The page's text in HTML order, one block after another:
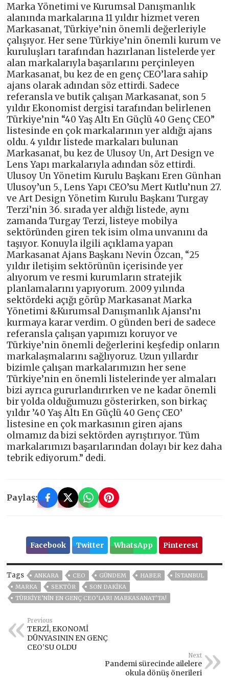
Marka Yönetimi ve Kurumsal Danışmanlık
alanında markalarına 11 yıldır hizmet veren
Markasanat, Türkiye’nin önemli değerleriyle
çalışıyor. Her sene Türkiye’nin önemli kurum ve
kuruluşları tarafından hazırlanan listelerde yer
alan markalarıyla başarılarını perçinleyen
Markasanat, bu kez de en genç CEO’lara sahip
ajans olarak adından söz ettirdi. Sadece
referansla ve butik çalışan Markasanat, son 5
yıldır Ekonomist dergisi tarafından belirlenen
Türkiye’nin “40 Yaş Altı En Güçlü 40 Genç CEO”
listesinde en çok markalarının yer aldığı ajans
oldu. 4 yıldır listede markaları bulunan
Markasanat, bu kez de Ulusoy Un, Art Design ve
Lens Yapı markalarıyla adından söz ettirdi.
Ulusoy Un Yönetim Kurulu Başkanı Eren Günhan
Ulusoy’un 5., Lens Yapı CEO’su Mert Kutlu’nun 27.
ve Art Design Yönetim Kurulu Başkanı Turgay
Terzi’nin 36. sırada yer aldığı listede, aynı
zamanda Turgay Terzi, listeye mobilya
sektöründen giren tek isim olma unvanını da
taşıyor. Konuyla ilgili açıklama yapan
Markasanat Ajans Başkanı Nevin Özcan, “25
yıldır iletişim sektörünün içerisinde yer
alıyorum ve resmi kurumların stratejik
planlamalarını yapıyorum. 2009 yılında
sektördeki açığı görüp Markasanat Marka
Yönetimi &Kurumsal Danışmanlık Ajansı’nı
kurmaya karar verdim. O günden beri de sadece
referansla çalışan yapımızı koruyor ve
Türkiye’nin önemli değerlerini keşfedip onların
markalaşmalarını sağlıyoruz. Uzun yıllardır
bizimle çalışan markalarımızın her sene
Türkiye’nin en önemli listelerinde yer almaları
bizi ayrıca gururlandırırken ve ne kadar önemli
bir yolda olduğumuzu gösterirken, son birkaç
yıldır ’40 Yaş Altı En Güçlü 40 Genç CEO’
listesine en çok markasının giren ajans
olmamız da bizi sektörden ayrıştırıyor. Tüm
markalarımızı başarılarından dolayı bir kez daha
tebrik ediyorum.” dedi.
Paylaş:
Facebook Twitter WhatsApp Pinterest
Tags ANKARA CEO GÜNDEM HABER
ISTANBUL
MARKA
SEKTÖR
SON DAKIKA
TÜRKİYE’NİN EN GENÇ CEO’LARI MARKASANAT’TA!
Previous
TERZİ, EKONOMİ
DÜNYASININ EN GENÇ
CEO’SU OLDU
Next
Pandemi sürecinde ailelere
okula dönüş önerileri